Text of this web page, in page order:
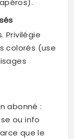
Privilégie
colorés (use
abonné :
ou info
que le